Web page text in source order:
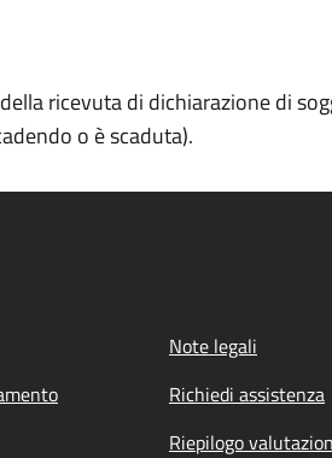
ricevuta di dichiarazione di
o è scaduta).
Note legali
Richiedi assistenza
Riepilogo